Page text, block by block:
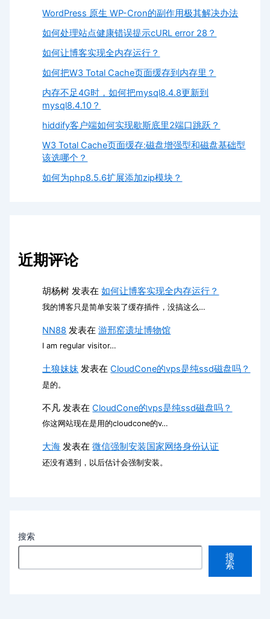
WordPress 原生 WP-Cron的副作用极其解决办法
如何处理站点健康错误提示cURL error 28？
如何让博客实现全内存运行？
如何把W3 Total Cache页面缓存到内存里？
内存不足4G时，如何把mysql8.4.8更新到
mysql8.4.10？
hiddify客户端如何实现歇斯底里2端口跳跃？
W3 Total Cache页面缓存:磁盘增强型和磁盘基础型
该选哪个？
如何为php8.5.6扩展添加zip模块？
近期评论
胡杨树 发表在如何让博客实现全内存运行？
我的博客只是简单安装了缓存插件，没搞这么…
NN88 发表在游邢窑遗址博物馆
I am regular visitor…
土狼妹妹 发表在CloudCone的vps是纯ssd磁盘吗？
是的。
不凡 发表在CloudCone的vps是纯ssd磁盘吗？
你这网站现在是用的cloudcone的v…
大海 发表在微信强制安装国家网络身份认证
还没有遇到，以后估计会强制安装。
搜索
搜
索